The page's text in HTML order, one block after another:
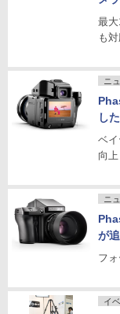
最
も
ニ
し
ベ
向上
ニ
が
フ
イ